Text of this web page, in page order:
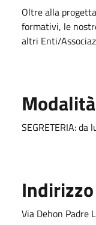
Oltre alla
formativi, le
altri Enti/
SEGRETERIA:
Indirizzo
Via Dehon Padre